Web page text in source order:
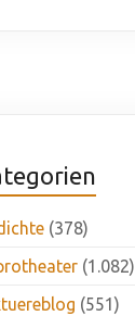
(378)
(1.082)
(551)